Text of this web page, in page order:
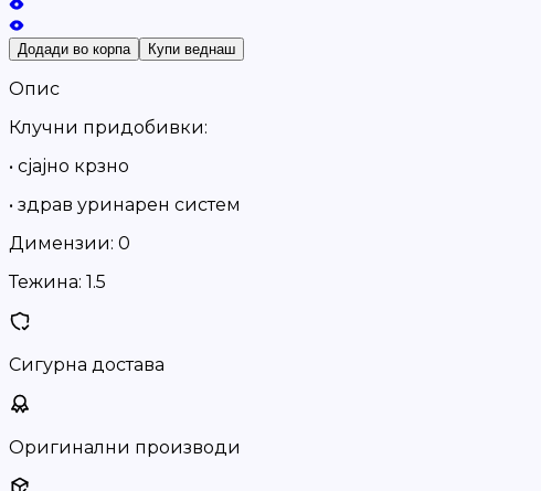
Додади во корпа Купи веднаш
Опис
Клучни придобивки:
• сјајно крзно
• здрав уринарен систем
Димензии: 0
Тежина: 1.5
Сигурна достава
Оригинални производи